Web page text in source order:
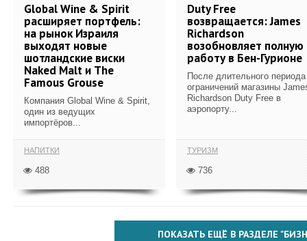
Global Wine & Spirit
расширяет портфель:
на рынок Израиля
выходят новые
шотландские виски
Naked Malt и The
Famous Grouse
Компания Global Wine & Spirit,
один из ведущих
импортёров...
НАПИТКИ
488
Duty Free
возвращается: James
Richardson
возобновляет полную
работу в Бен-Гурионе
После длительного периода
ограничений магазины
Richardson Duty Free в
аэропорту...
ТУРИЗМ
736
ПОКАЗАТЬ ЕЩЁ В РАЗДЕЛЕ